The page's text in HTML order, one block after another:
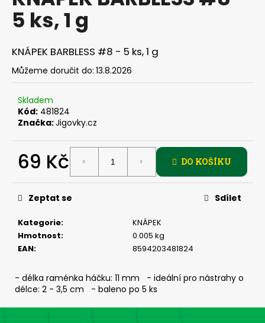
0,0
z
hvězdiček.
5 ks, 1 g
KNÁPEK BARBLESS #8 - 5 ks, 1 g
Můžeme doručit do: 13.8.2026
Skladem
Kód: 481824
Značka:Jigovky.cz
69 Kč
cena:
DO KOŠÍKU
Kategorie:
KNÁPEK
Hmotnost:
0.005 kg
EAN: 8594203481824
Zeptat se Sdílet
- délka raménka háčku: 11 mm - ideální pro nástrahy o
délce: 2 - 3,5 cm - baleno po 5 ks
a
j
í
t
?
o
o
u
u
j
e
Z